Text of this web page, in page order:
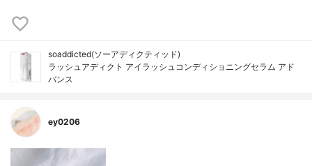
soaddicted(ソーアディクティッド)
ラッシュアディクト アイラッシュコンディショニングセラム アド
バンス
ey0206